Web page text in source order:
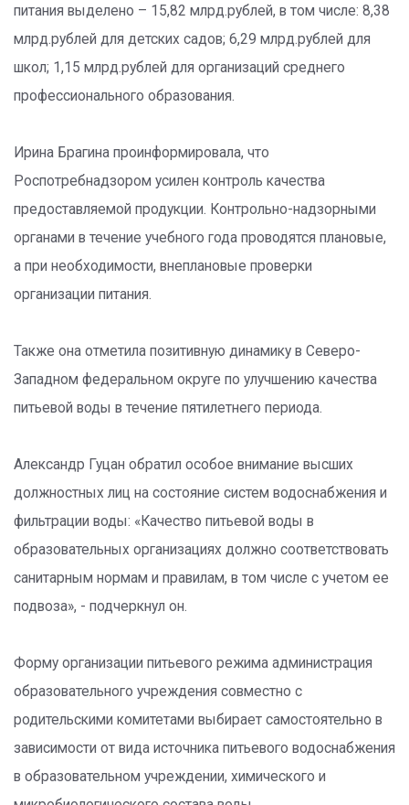
питания выделено – 15,82 млрд.рублей, в том числе: 8,38
млрд.рублей для детских садов; 6,29 млрд.рублей для
школ; 1,15 млрд.рублей для организаций среднего
профессионального образования.
Ирина Брагина проинформировала, что
Роспотребнадзором усилен контроль качества
предоставляемой продукции. Контрольно-надзорными
органами в течение учебного года проводятся плановые,
а при необходимости, внеплановые проверки
организации питания.
Также она отметила позитивную динамику в Северо-
Западном федеральном округе по улучшению качества
питьевой воды в течение пятилетнего периода.
Александр Гуцан обратил особое внимание высших
должностных лиц на состояние систем водоснабжения и
фильтрации воды: «Качество питьевой воды в
образовательных организациях должно соответствовать
санитарным нормам и правилам, в том числе с учетом ее
подвоза», - подчеркнул он.
Форму организации питьевого режима администрация
образовательного учреждения совместно с
родительскими комитетами выбирает самостоятельно в
зависимости от вида источника питьевого водоснабжения
в образовательном учреждении, химического и